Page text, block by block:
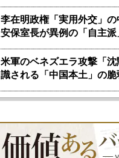
李在明政権「実用外交」
安保室長が異例の「自主派
米軍のベネズエラ攻撃「
識される「中国本土」の脆